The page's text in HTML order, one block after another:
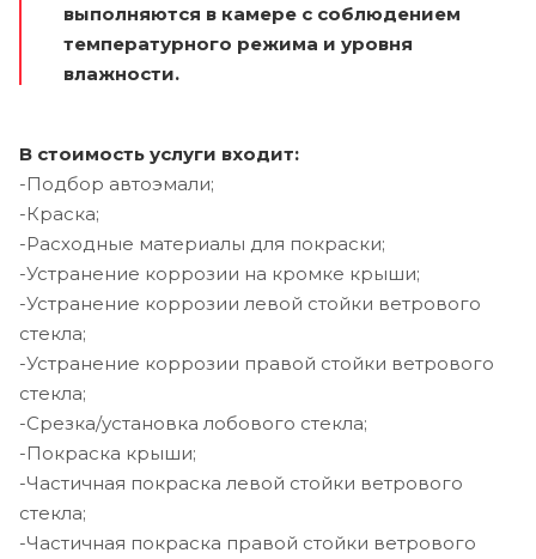
выполняются в камере с соблюдением
температурного режима и уровня
влажности.
В стоимость услуги входит:
-Подбор автоэмали;
-Краска;
-Расходные материалы для покраски;
-Устранение коррозии на кромке крыши;
-Устранение коррозии левой стойки ветрового
стекла;
-Устранение коррозии правой стойки ветрового
стекла;
-Срезка/установка лобового стекла;
-Покраска крыши;
-Частичная покраска левой стойки ветрового
стекла;
-Частичная покраска правой стойки ветрового